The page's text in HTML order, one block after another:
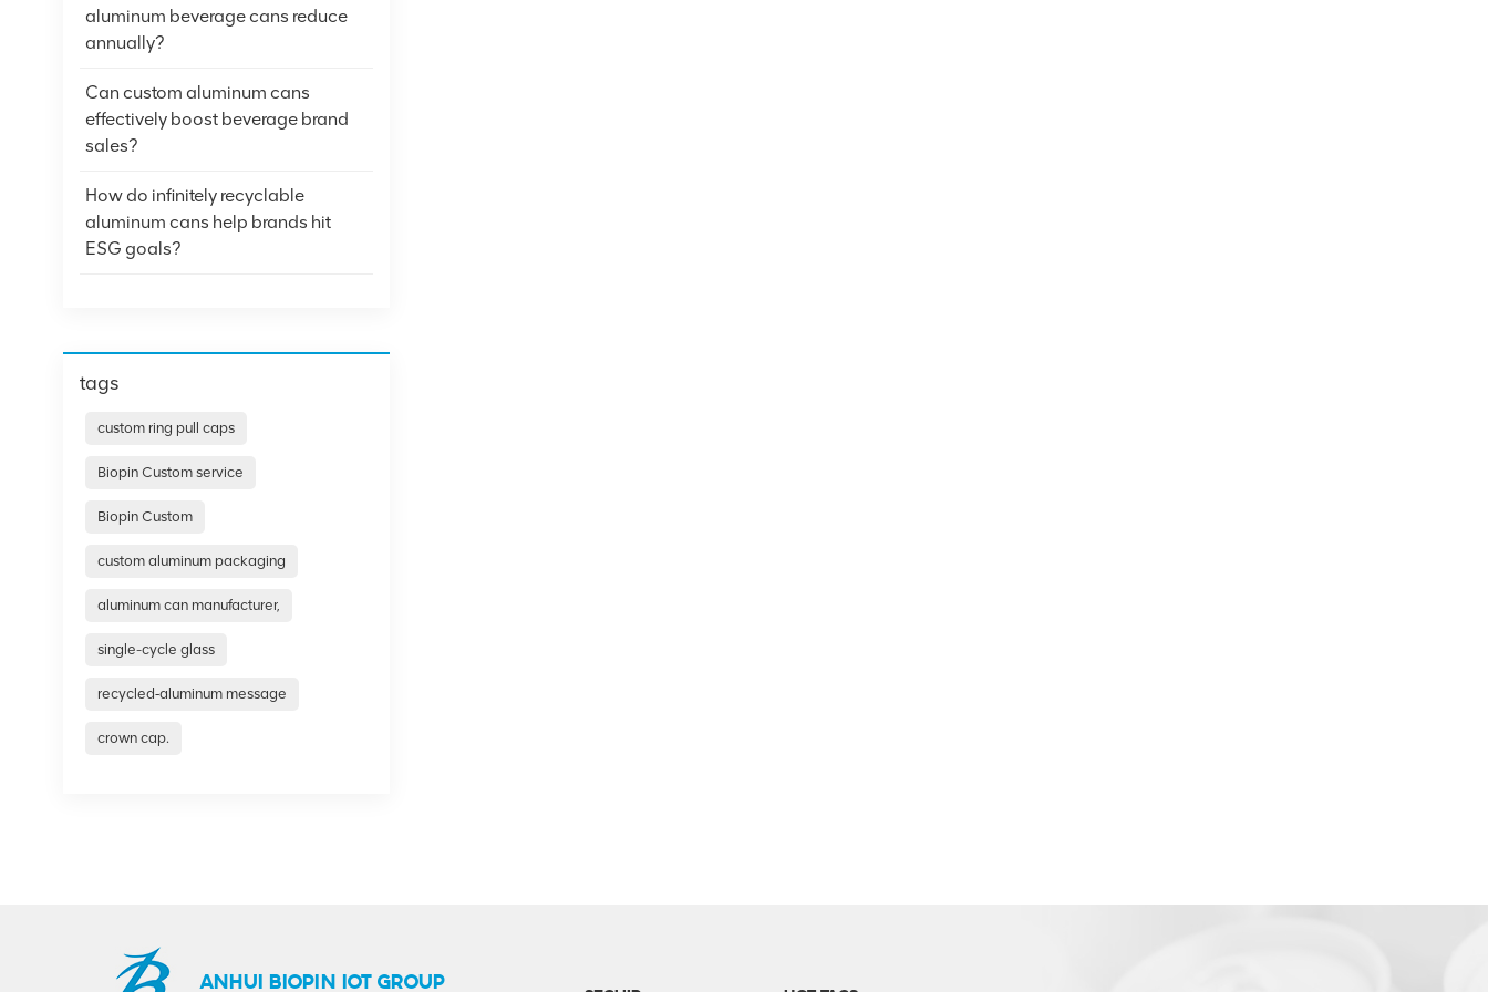
aluminum beverage cans reduce
annually?
Can custom aluminum cans
effectively boost beverage brand
sales?
How do infinitely recyclable
aluminum cans help brands hit
ESG goals?
tags
custom ring pull caps
Biopin Custom service
Biopin Custom
custom aluminum packaging
aluminum can manufacturer,
single-cycle glass
recycled‑aluminum message
crown cap.
ANHUI BIOPIN IOT GROUP